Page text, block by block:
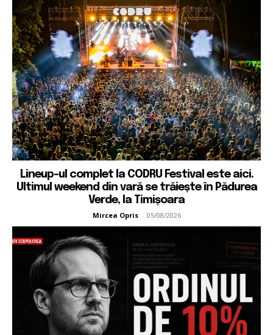
Lineup-ul complet la CODRU Festival este aici.
Ultimul weekend din vară se trăiește în Pădurea
Verde, la Timișoara
Mircea Opris - 05/08/2026